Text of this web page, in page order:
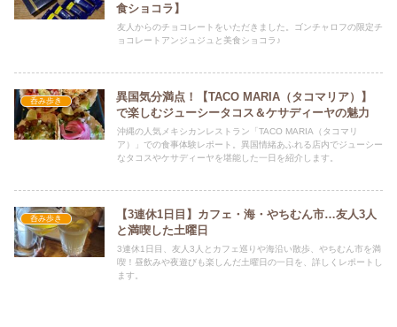
食ショコラ】
友人からのチョコレートをいただきました。ゴンチャロフの限定チ
ョコレートアンジュジュと美食ショコラ♪
呑み歩き
異国気分満点！【TACO MARIA（タコマリア）】
で楽しむジューシータコス＆ケサディーヤの魅力
沖縄の人気メキシカンレストラン「TACO MARIA（タコマリ
ア）」での食事体験レポート。異国情緒あふれる店内でジューシー
なタコスやケサディーヤを堪能した一日を紹介します。
呑み歩き
【3連休1日目】カフェ・海・やちむん市…友人3人
と満喫した土曜日
3連休1日目、友人3人とカフェ巡りや海沿い散歩、やちむん市を満
喫！昼飲みや夜遊びも楽しんだ土曜日の一日を、詳しくレポートし
ます。